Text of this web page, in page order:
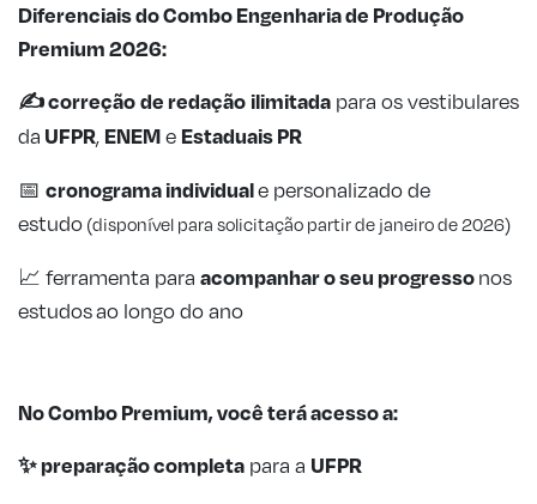
Diferenciais do Combo Engenharia de Produção
Premium 2026:
✍️correçãode redação ilimitada para os vestibulares
da UFPR, ENEMe Estaduais PR
📅 cronogramaindividuale personalizado de
estudo (disponível para solicitação partir de janeiro de 2026)
📈 ferramenta para acompanhar o seu progressonos
estudos ao longo do ano
No Combo Premium, você terá acesso a:
✨ preparação completa para a UFPR